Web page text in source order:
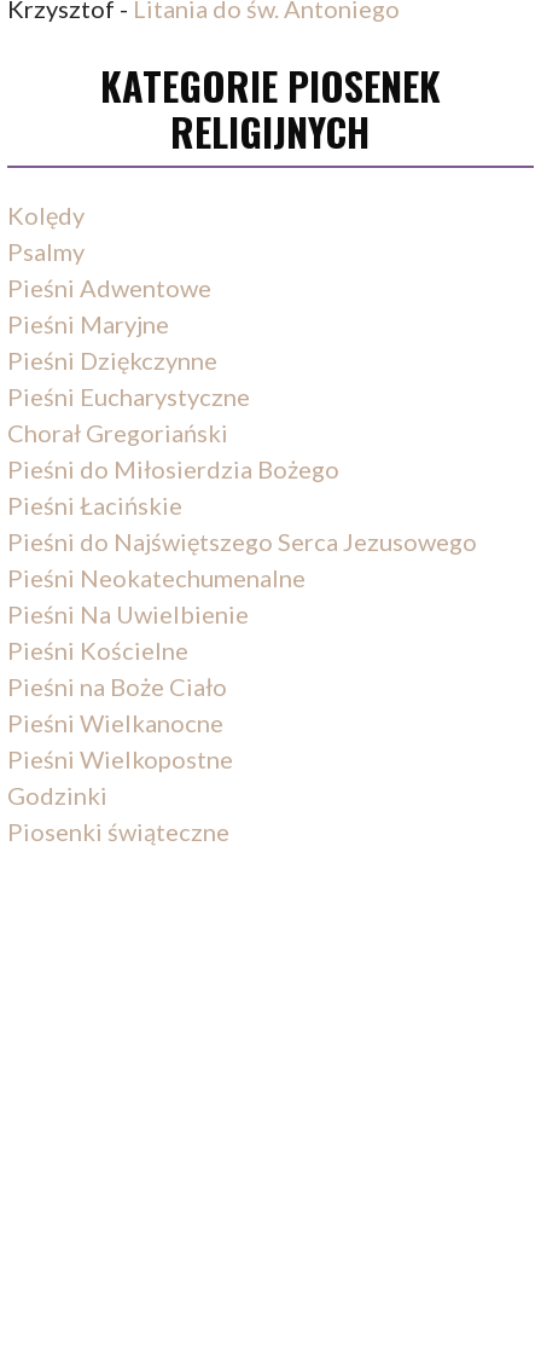
Krzysztof - Litania do św. Antoniego
KATEGORIE PIOSENEK
RELIGIJNYCH
Kolędy
Psalmy
Pieśni Adwentowe
Pieśni Maryjne
Pieśni Dziękczynne
Pieśni Eucharystyczne
Chorał Gregoriański
Pieśni do Miłosierdzia Bożego
Pieśni Łacińskie
Pieśni do Najświętszego Serca Jezusowego
Pieśni Neokatechumenalne
Pieśni Na Uwielbienie
Pieśni Kościelne
Pieśni na Boże Ciało
Pieśni Wielkanocne
Pieśni Wielkopostne
Godzinki
Piosenki świąteczne